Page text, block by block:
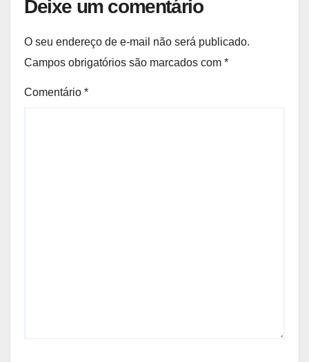
Deixe um comentário
O seu endereço de e-mail não será publicado.
Campos obrigatórios são marcados com *
Comentário *